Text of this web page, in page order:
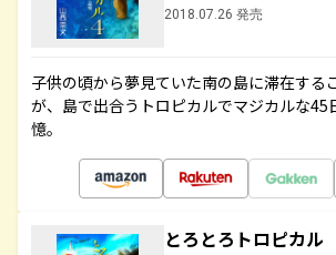
2018.07.26 発売
子供の頃から夢見ていた南の島に滞在する
が、島で出合うトロピカルでマジカルな45
憶。
とろとろトロピカ